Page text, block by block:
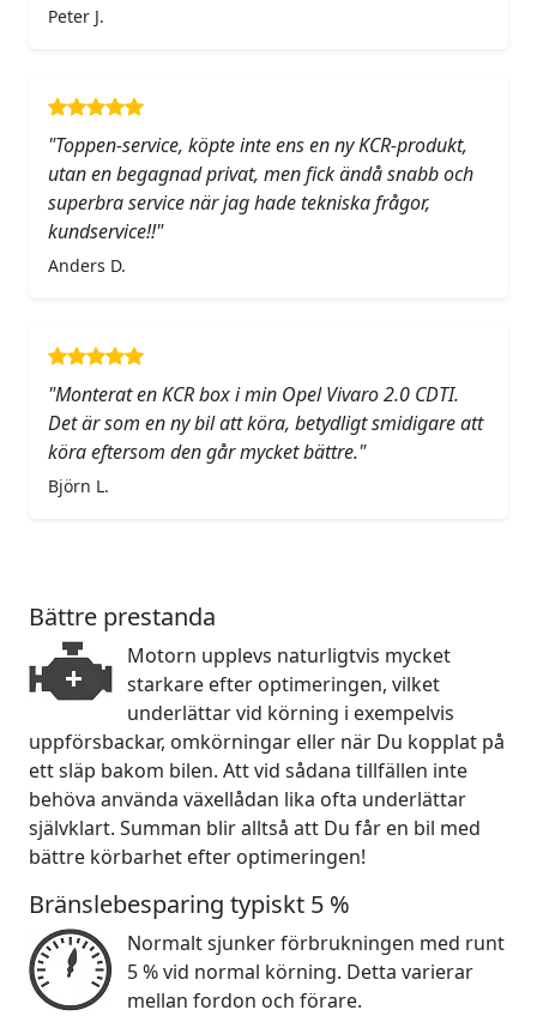
Peter J.
"Toppen-service, köpte inte ens en ny KCR-produkt,
utan en begagnad privat, men fick ändå snabb och
superbra service när jag hade tekniska frågor,
kundservice!!"
Anders D.
"Monterat en KCR box i min Opel Vivaro 2.0 CDTI.
Det är som en ny bil att köra, betydligt smidigare att
köra eftersom den går mycket bättre."
Björn L.
Bättre prestanda
Motorn upplevs naturligtvis mycket
starkare efter optimeringen, vilket
underlättar vid körning i exempelvis
uppförsbackar, omkörningar eller när Du kopplat på
ett släp bakom bilen. Att vid sådana tillfällen inte
behöva använda växellådan lika ofta underlättar
självklart. Summan blir alltså att Du får en bil med
bättre körbarhet efter optimeringen!
Bränslebesparing typiskt 5 %
Normalt sjunker förbrukningen med runt
5 % vid normal körning. Detta varierar
mellan fordon och förare.